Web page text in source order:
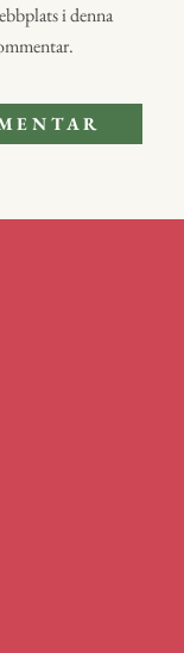
i denna